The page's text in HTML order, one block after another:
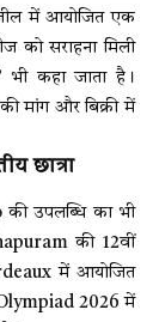
में आयोजित एक
को सराहना मिली
भी कहा जाता है।
मांग और बिक्री में
छात्रा
की उपलब्धि का भी
की 12वीं
में आयोजित
2026 में